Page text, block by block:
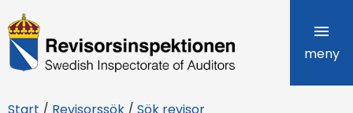
R
e
meny
Start / Revisorssök / Sök revisor